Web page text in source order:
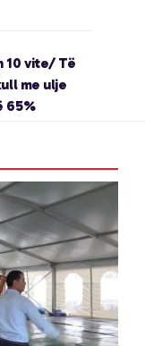
10 vite/ Të
me ulje
65%